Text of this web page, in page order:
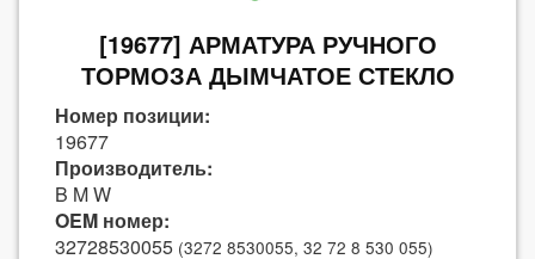
[19677] АРМАТУРА РУЧНОГО
ТОРМОЗА ДЫМЧАТОЕ СТЕКЛО
Номер позиции:
19677
Производитель:
B M W
OEM номер:
32728530055 (3272 8530055, 32 72 8 530 055)